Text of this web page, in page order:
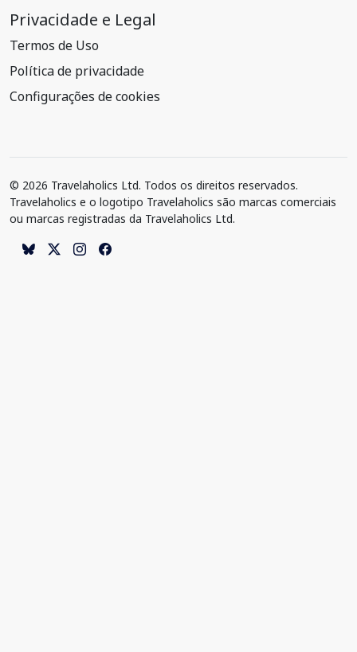
Privacidade e Legal
Termos de Uso
Política de privacidade
Configurações de cookies
© 2026 Travelaholics Ltd. Todos os direitos reservados.
Travelaholics e o logotipo Travelaholics são marcas comerciais
ou marcas registradas da Travelaholics Ltd.